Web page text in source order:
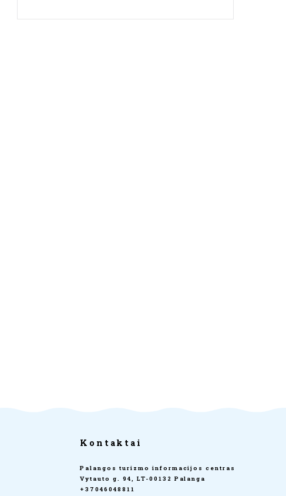
Kontaktai
Palangos turizmo informacijos centras
Vytauto g. 94, LT-00132 Palanga
+37046048811